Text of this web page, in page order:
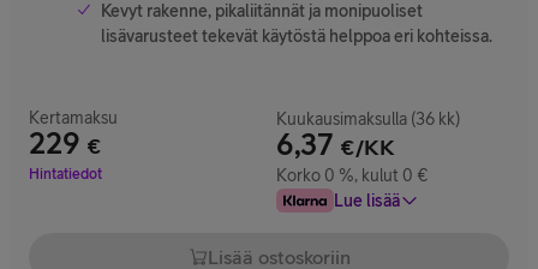
Kevyt rakenne, pikaliitännät ja monipuoliset
lisävarusteet tekevät käytöstä helppoa eri kohteissa.
Kertamaksu
229 €
Hinta 229 €
Hintatiedot
Kuukausimaksulla (36 kk)
6,37 €/KK
Korko 0 %, kulut 0 €
Lue lisää
Lisää ostoskoriin